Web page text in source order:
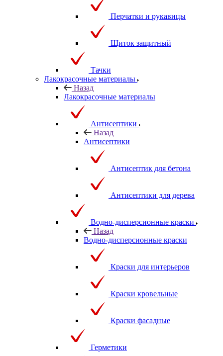
Перчатки и рукавицы
Щиток защитный
Тачки
Лакокрасочные материалы
Назад
Лакокрасочные материалы
Антисептики
Назад
Антисептики
Антисептик для бетона
Антисептики для дерева
Водно-дисперсионные краски
Назад
Водно-дисперсионные краски
Краски для интерьеров
Краски кровельные
Краски фасадные
Герметики